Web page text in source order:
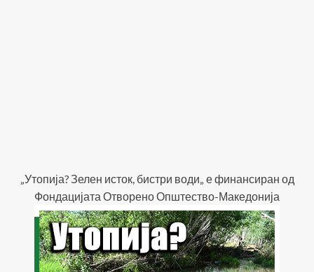
„Утопија? Зелен исток, бистри води„ е финансиран од
Фондацијата Отворено Општество-Македонија